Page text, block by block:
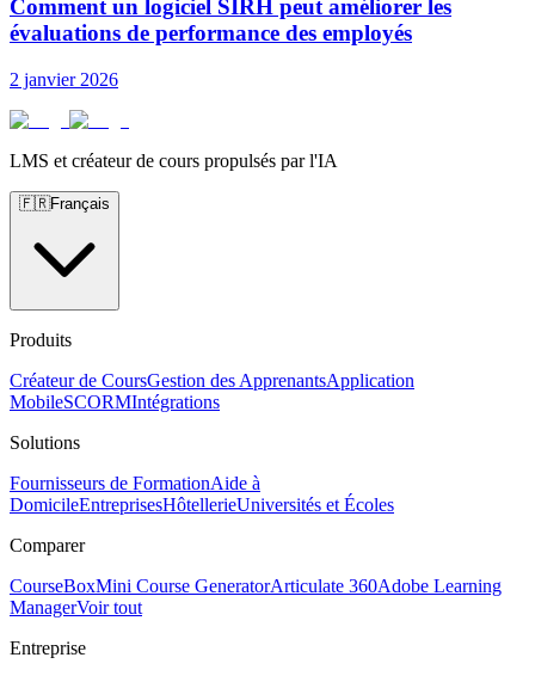
Comment un logiciel SIRH peut améliorer les
évaluations de performance des employés
2 janvier 2026
LMS et créateur de cours propulsés par l'IA
🇫🇷Français
Produits
Créateur de CoursGestion des ApprenantsApplication
MobileSCORMIntégrations
Solutions
Fournisseurs de FormationAide à
DomicileEntreprisesHôtellerieUniversités et Écoles
Comparer
CourseBoxMini Course GeneratorArticulate 360Adobe Learning
ManagerVoir tout
Entreprise